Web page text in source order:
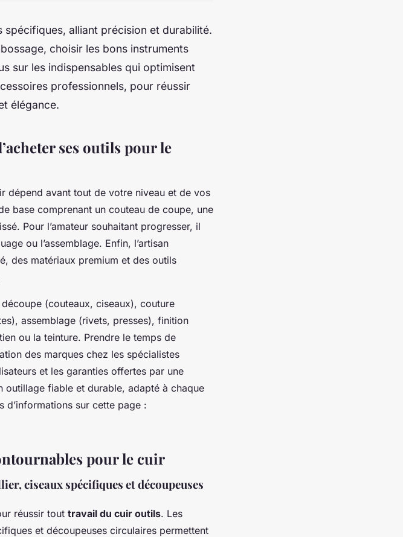
alliant précision et durabilité.
choisir les bons instruments
sur les indispensables qui optimisent
professionnels, pour réussir
élégance.
ses outils pour le
dépend avant tout de votre niveau et de vos
base comprenant un couteau de coupe, une
Pour l’amateur souhaitant progresser, il
ou l’assemblage. Enfin, l’artisan
des matériaux premium et des outils
(couteaux, ciseaux), couture
assemblage (rivets, presses), finition
ou la teinture. Prendre le temps de
des marques chez les spécialistes
et les garanties offertes par une
outillage fiable et durable, adapté à chaque
d’informations sur cette page :
pour le cuir
ciseaux spécifiques et découpeuses
réussir tout travail du cuir outils. Les
et découpeuses circulaires permettent